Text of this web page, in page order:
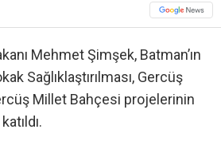
Mehmet Şimşek, Batman’ın
Sağlıklaştırılması, Gercüş
Millet Bahçesi projelerinin